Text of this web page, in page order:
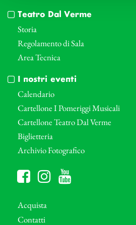
Teatro Dal Verme
Storia
Regolamento di Sala
Area Tecnica
I nostri eventi
Calendario
Cartellone I Pomeriggi Musicali
Cartellone Teatro Dal Verme
Biglietteria
Archivio Fotografico
Acquista
Contatti